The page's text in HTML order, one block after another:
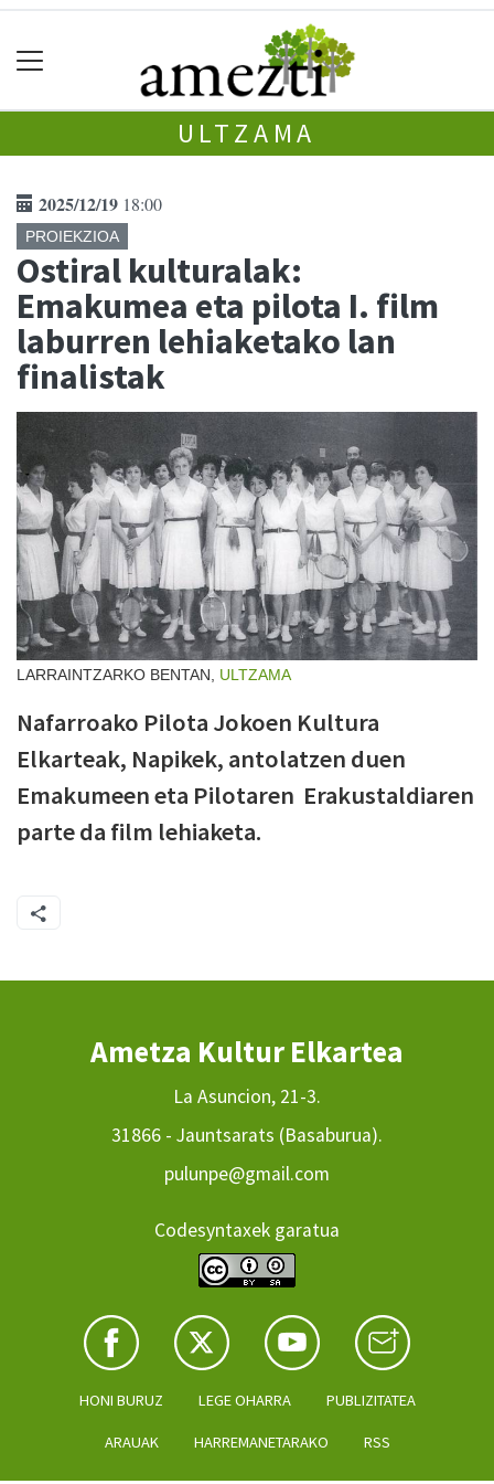
ULTZAMA
2025/12/19 18:00
PROIEKZIOA
Ostiral kulturalak:
Emakumea eta pilota I. film
laburren lehiaketako lan
finalistak
LARRAINTZARKO BENTAN, ULTZAMA
Nafarroako Pilota Jokoen Kultura
Elkarteak, Napikek, antolatzen duen
Emakumeen eta Pilotaren Erakustaldiaren
parte da film lehiaketa.
Ametza Kultur Elkartea
La Asuncion, 21-3.
31866 - Jauntsarats (Basaburua).
pulunpe@gmail.com
Codesyntaxek garatua
HONI BURUZ LEGE OHARRA PUBLIZITATEA
ARAUAK HARREMANETARAKO RSS